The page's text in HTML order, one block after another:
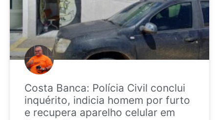
Costa Banca: Polícia Civil conclui
inquérito, indicia homem por furto
e recupera aparelho celular em